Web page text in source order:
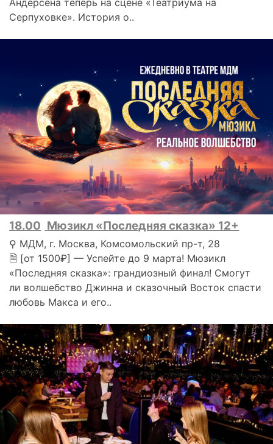
Серпуховке». История о..
18.00 Мюзикл «Последняя сказка» 12+
⚲ МДМ, г. Москва, Комсомольский пр-т, 28
🗎 [от 1500₽] — Успейте до 9 марта! Мюзикл
«Последняя сказка»: грандиозный финал! Смогут
ли волшебство Джинна и сказочный Восток спасти
любовь Макса и его..